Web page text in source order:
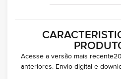
Acesse a versão mais
anteriores. Envio digital e